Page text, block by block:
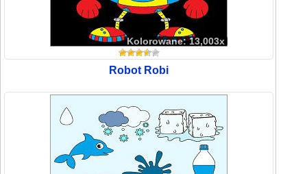
Kolorowane: 13,003x
Robot Robi